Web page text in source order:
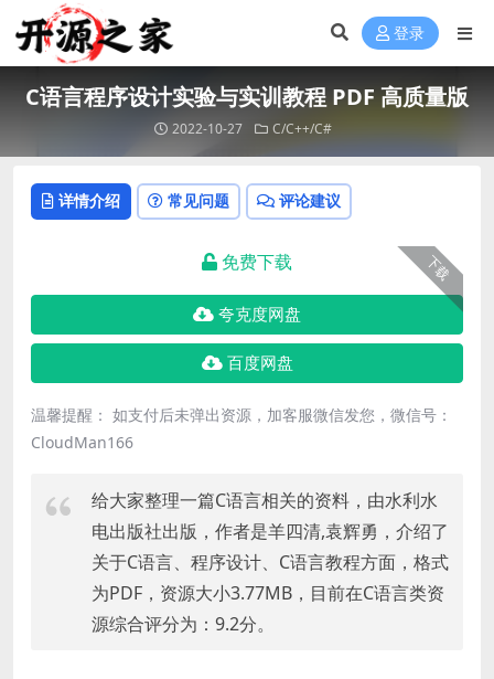
登录
C语言程序设计实验与实训教程 PDF 高质量版
2022-10-27 C/C++/C#
详情介绍 常见问题 评论建议
下载
免费下载
夸克度网盘
百度网盘
温馨提醒： 如支付后未弹出资源，加客服微信发您，微信号：
CloudMan166
给大家整理一篇C语言相关的资料，由水利水
电出版社出版，作者是羊四清,袁辉勇，介绍了
关于C语言、程序设计、C语言教程方面，格式
为PDF，资源大小3.77MB，目前在C语言类资
源综合评分为：9.2分。